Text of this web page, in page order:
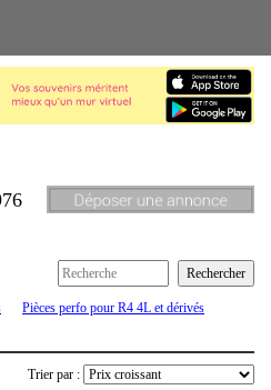
Pièces perfo pour R4 4L et dérivés
Trier par :